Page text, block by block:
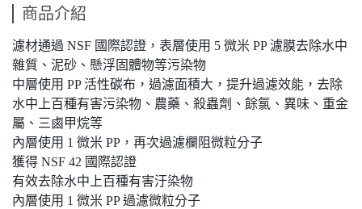
商品介紹
濾材通過 NSF 國際認證，表層使用 5 微米 PP 濾膜去除水中
雜質、泥砂、懸浮固體物等污染物
中層使用 PP 活性碳布，過濾面積大，提升過濾效能，去除
水中上百種有害污染物、農藥、殺蟲劑、餘氯、異味、重金
屬、三鹵甲烷等
內層使用 1 微米 PP，再次過濾欄阻微粒分子
獲得 NSF 42 國際認證
有效去除水中上百種有害汙染物
內層使用 1 微米 PP 過濾微粒分子